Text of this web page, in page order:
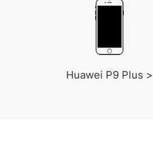
Huawei P9 Plus >